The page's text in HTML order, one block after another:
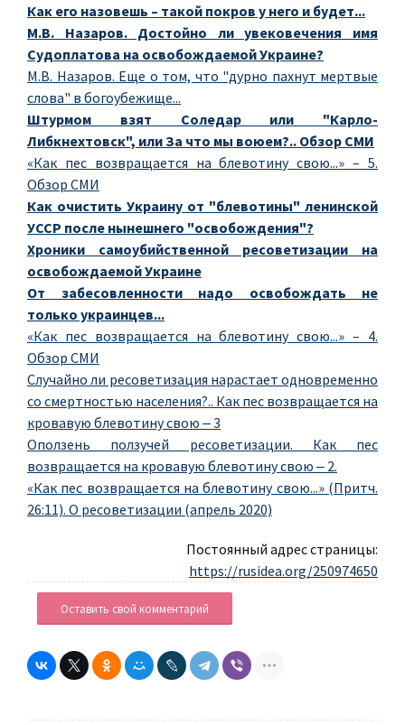
Как его назовешь – такой покров у него и будет...
М.В. Назаров. Достойно ли увековечения имя
Судоплатова на освобождаемой Украине?
М.В. Назаров. Еще о том, что "дурно пахнут мертвые
слова" в богоубежище...
Штурмом взят Соледар или "Карло-
Либкнехтовск", или За что мы воюем?.. Обзор СМИ
«Как пес возвращается на блевотину свою...» – 5.
Обзор СМИ
Как очистить Украину от "блевотины" ленинской
УССР после нынешнего "освобождения"?
Хроники самоубийственной ресоветизации на
освобождаемой Украине
От забесовленности надо освобождать не
только украинцев...
«Как пес возвращается на блевотину свою...» – 4.
Обзор СМИ
Случайно ли ресоветизация нарастает одновременно
со смертностью населения?.. Как пес возвращается на
кровавую блевотину свою ‒ 3
Оползень ползучей ресоветизации. Как пес
возвращается на кровавую блевотину свою ‒ 2.
«Как пес возвращается на блевотину свою...» (Притч.
26:11). О ресоветизации (апрель 2020)
Постоянный адрес страницы:
https://rusidea.org/250974650
Оставить свой комментарий